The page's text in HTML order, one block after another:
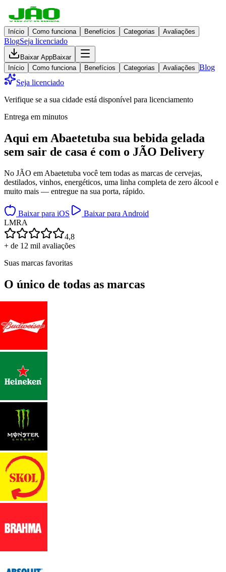
Início Como funciona Benefícios Categorias Avaliações
BlogSeja licenciado
Baixar AppBaixar
Início
Como funciona Benefícios Categorias Avaliações Blog
Seja licenciado
Verifique se a sua cidade está disponível para licenciamento
Entrega em minutos
Aqui em Abaetetuba sua bebida gelada
sem sair de casa é com o JÃO Delivery
No JÃO em Abaetetuba você tem todas as marcas de cervejas,
destilados, vinhos, energéticos, uma linha completa de zero álcool e
muito mais — entregue na sua porta, rápido.
Baixar para iOS
Baixar para Android
LMRA
4,8
+ de 12 mil avaliações
Suas marcas favoritas
O único de todas as marcas